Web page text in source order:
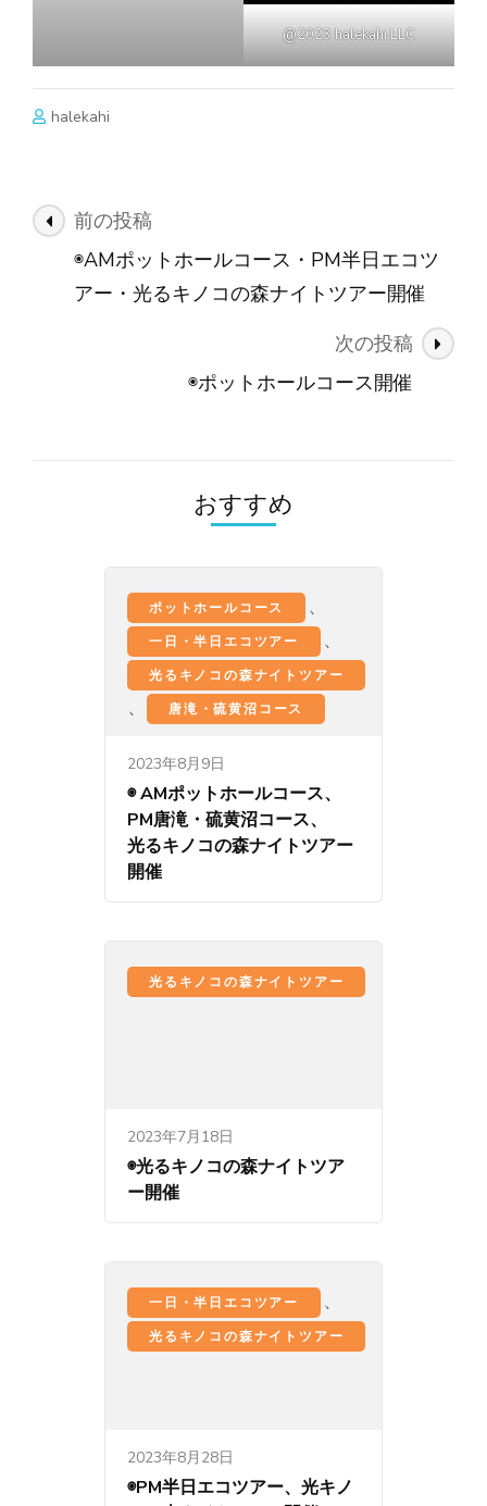
@2023 halekahi LLC
halekahi
投
ョ
前の投稿
◉AMポットホールコース・PM半日エコツ
アー・光るキノコの森ナイトツアー開催
次の投稿
◉ポットホールコース開催
おすすめ
ポットホールコース 、
一日・半日エコツアー 、
光るキノコの森ナイトツアー
、 唐滝・硫黄沼コース
2023年8月9日
◉ AMポットホールコース、
PM唐滝・硫黄沼コース、
光るキノコの森ナイトツアー
開催
光るキノコの森ナイトツアー
2023年7月18日
◉光るキノコの森ナイトツア
ー開催
一日・半日エコツアー 、
光るキノコの森ナイトツアー
2023年8月28日
◉PM半日エコツアー、光キノ